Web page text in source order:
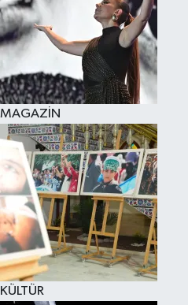
MAGAZİN
KÜLTÜR